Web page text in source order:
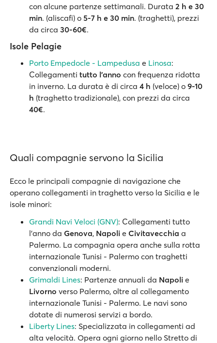
con alcune partenze settimanali. Durata 2 h e 30
min. (aliscafi) o 5-7 h e 30 min. (traghetti), prezzi
da circa 30-60€.
Isole Pelagie
Porto Empedocle - Lampedusa e Linosa:
Collegamenti tutto l’anno con frequenza ridotta
in inverno. La durata è di circa 4 h (veloce) o 9-10
h (traghetto tradizionale), con prezzi da circa
40€.
Quali compagnie servono la Sicilia
Ecco le principali compagnie di navigazione che
operano collegamenti in traghetto verso la Sicilia e le
isole minori:
Grandi Navi Veloci (GNV): Collegamenti tutto
l’anno da Genova, Napoli e Civitavecchia a
Palermo. La compagnia opera anche sulla rotta
internazionale Tunisi - Palermo con traghetti
convenzionali moderni.
Grimaldi Lines: Partenze annuali da Napoli e
Livorno verso Palermo, oltre al collegamento
internazionale Tunisi - Palermo. Le navi sono
dotate di numerosi servizi a bordo.
Liberty Lines: Specializzata in collegamenti ad
alta velocità. Opera ogni giorno nello Stretto di